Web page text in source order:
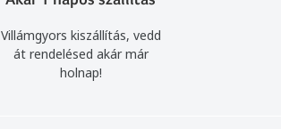
Villámgyors kiszállítás, vedd
át rendelésed akár már
holnap!